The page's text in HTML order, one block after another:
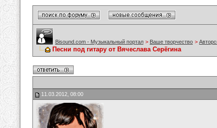
Bisound.com - Музыкальный портал > Ваше творчество >
Песни под гитару от Вячеслава Серёгина
11.03.2012, 08:00